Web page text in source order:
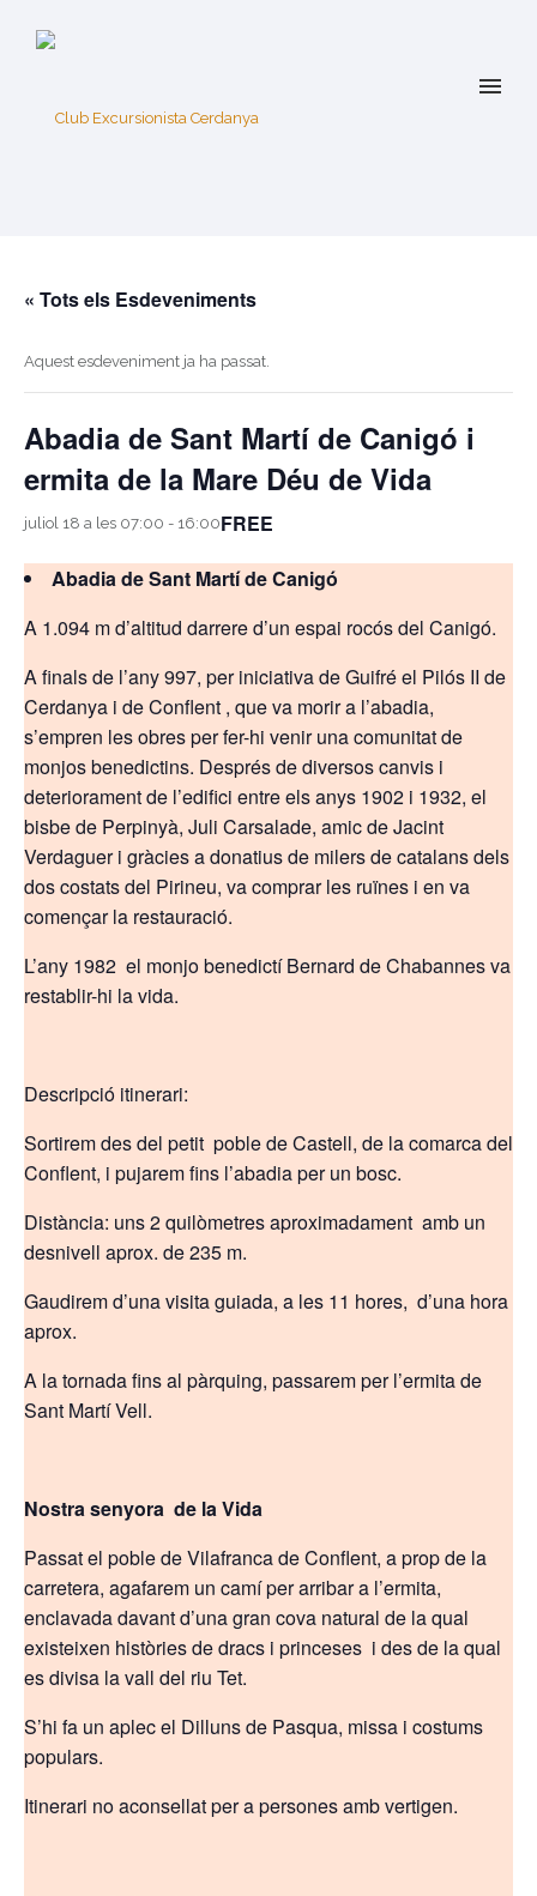
« Tots els Esdeveniments
Aquest esdeveniment ja ha passat.
Abadia de Sant Martí de Canigó i
ermita de la Mare Déu de Vida
juliol 18 a les 07:00 - 16:00FREE
Abadia de Sant Martí de Canigó
A 1.094 m d’altitud darrere d’un espai rocós del Canigó.
A finals de l’any 997, per iniciativa de Guifré el Pilós II de
Cerdanya i de Conflent , que va morir a l’abadia,
s’empren les obres per fer-hi venir una comunitat de
monjos benedictins. Després de diversos canvis i
deteriorament de l’edifici entre els anys 1902 i 1932, el
bisbe de Perpinyà, Juli Carsalade, amic de Jacint
Verdaguer i gràcies a donatius de milers de catalans dels
dos costats del Pirineu, va comprar les ruïnes i en va
començar la restauració.
L’any 1982 el monjo benedictí Bernard de Chabannes va
restablir-hi la vida.
Descripció itinerari:
Sortirem des del petit poble de Castell, de la comarca del
Conflent, i pujarem fins l’abadia per un bosc.
Distància: uns 2 quilòmetres aproximadament amb un
desnivell aprox. de 235 m.
Gaudirem d’una visita guiada, a les 11 hores, d’una hora
aprox.
A la tornada fins al pàrquing, passarem per l’ermita de
Sant Martí Vell.
Nostra senyora de la Vida
Passat el poble de Vilafranca de Conflent, a prop de la
carretera, agafarem un camí per arribar a l’ermita,
enclavada davant d’una gran cova natural de la qual
existeixen històries de dracs i princeses i des de la qual
es divisa la vall del riu Tet.
S’hi fa un aplec el Dilluns de Pasqua, missa i costums
populars.
Itinerari no aconsellat per a persones amb vertigen.